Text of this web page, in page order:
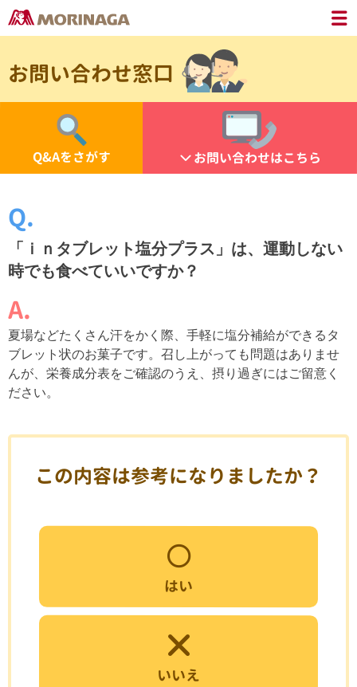
お問い合わせ窓口
Q&Aをさがす お問い合わせはこちら
「ｉｎタブレット塩分プラス」は、運動しない
時でも食べていいですか？
夏場などたくさん汗をかく際、手軽に塩分補給ができるタ
ブレット状のお菓子です。召し上がっても問題はありませ
んが、栄養成分表をご確認のうえ、摂り過ぎにはご留意く
ださい。
この内容は参考になりましたか？
はい
いいえ